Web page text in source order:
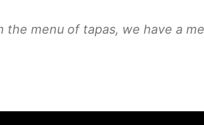
the menu of tapas, we have a